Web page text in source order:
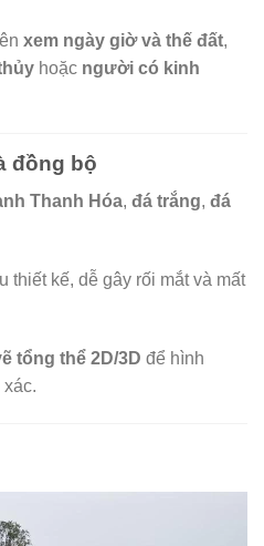
xem ngày giờ và thế đất,
hoặc người có kinh
đồng bộ
Thanh Hóa, đá trắng, đá
thiết kế, dễ gây rối mắt và mất
tổng thể 2D/3D để hình